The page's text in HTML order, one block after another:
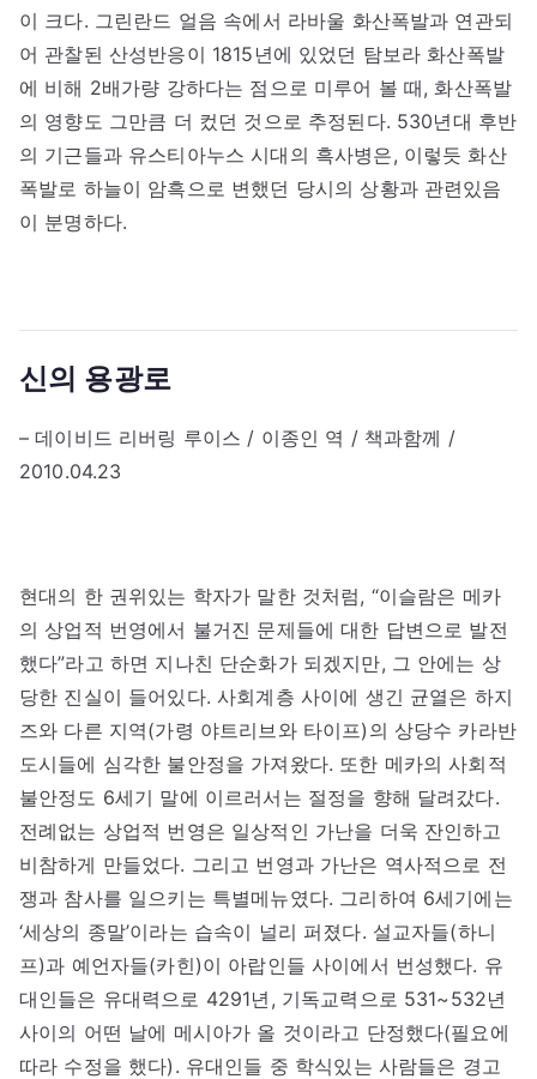
이 크다. 그린란드 얼음 속에서 라바울 화산폭발과 연관되
어 관찰된 산성반응이 1815년에 있었던 탐보라 화산폭발
에 비해 2배가량 강하다는 점으로 미루어 볼 때, 화산폭발
의 영향도 그만큼 더 컸던 것으로 추정된다. 530년대 후반
의 기근들과 유스티아누스 시대의 흑사병은, 이렇듯 화산
폭발로 하늘이 암흑으로 변했던 당시의 상황과 관련있음
이 분명하다.
신의 용광로
– 데이비드 리버링 루이스 / 이종인 역 / 책과함께 /
2010.04.23
현대의 한 권위있는 학자가 말한 것처럼, “이슬람은 메카
의 상업적 번영에서 불거진 문제들에 대한 답변으로 발전
했다”라고 하면 지나친 단순화가 되겠지만, 그 안에는 상
당한 진실이 들어있다. 사회계층 사이에 생긴 균열은 하지
즈와 다른 지역(가령 야트리브와 타이프)의 상당수 카라반
도시들에 심각한 불안정을 가져왔다. 또한 메카의 사회적
불안정도 6세기 말에 이르러서는 절정을 향해 달려갔다.
전례없는 상업적 번영은 일상적인 가난을 더욱 잔인하고
비참하게 만들었다. 그리고 번영과 가난은 역사적으로 전
쟁과 참사를 일으키는 특별메뉴였다. 그리하여 6세기에는
‘세상의 종말’이라는 습속이 널리 퍼졌다. 설교자들(하니
프)과 예언자들(카힌)이 아랍인들 사이에서 번성했다. 유
대인들은 유대력으로 4291년, 기독교력으로 531~532년
사이의 어떤 날에 메시아가 올 것이라고 단정했다(필요에
따라 수정을 했다). 유대인들 중 학식있는 사람들은 경고